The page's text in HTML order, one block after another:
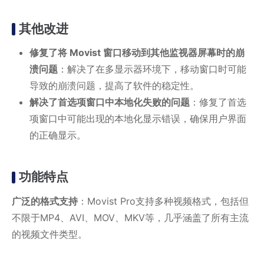
其他改进
修复了将 Movist 窗口移动到其他监视器屏幕时的崩
溃问题 ：解决了在多显示器环境下，移动窗口时可能
导致的崩溃问题，提高了软件的稳定性。
解决了首选项窗口中本地化失败的问题 ：修复了首选
项窗口中可能出现的本地化显示错误，确保用户界面
的正确显示。
功能特点
广泛的格式支持 ：Movist Pro支持多种视频格式，包括但
不限于MP4、AVI、MOV、MKV等，几乎涵盖了所有主流
的视频文件类型。